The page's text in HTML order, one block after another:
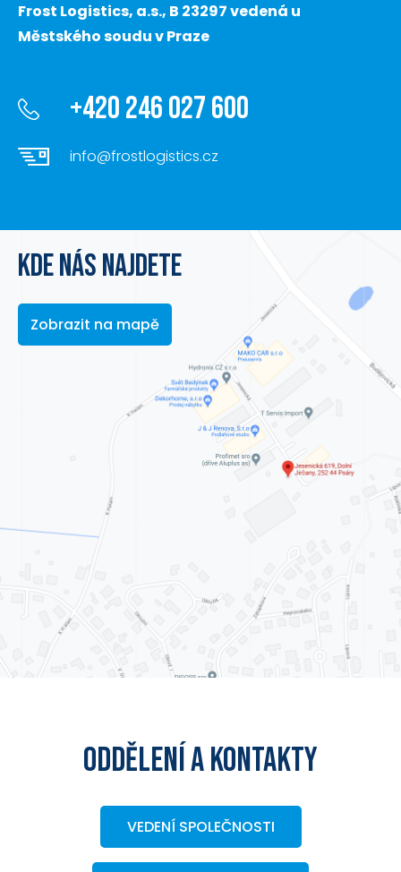
Frost Logistics, a.s., B 23297 vedená u
Městského soudu v Praze
+420 246 027 600
info@frostlogistics.cz
KDE NÁS NAJDETE
Zobrazit na mapě
ODDĚLENÍ A KONTAKTY
VEDENÍ SPOLEČNOSTI